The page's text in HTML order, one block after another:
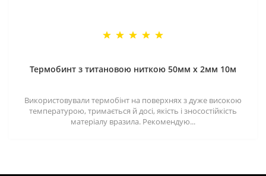
Термобинт з титановою ниткою 50мм х 2мм 10м
Використовували термобінт на поверхнях з дуже високою
температурою, тримається й досі, якість і зносостійкість
матеріалу вразила. Рекомендую...